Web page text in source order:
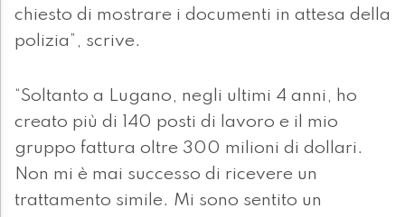
chiesto di mostrare i documenti in attesa della
polizia”, scrive.
“Soltanto a Lugano, negli ultimi 4 anni, ho
creato più di 140 posti di lavoro e il mio
gruppo fattura oltre 300 milioni di dollari.
Non mi è mai successo di ricevere un
trattamento simile. Mi sono sentito un